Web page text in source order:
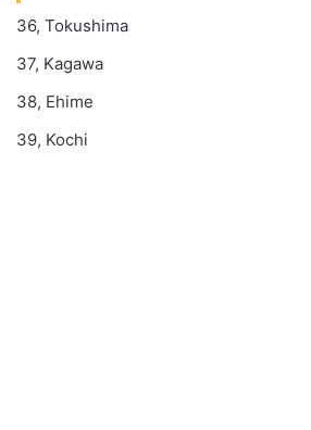
36, Tokushima
37, Kagawa
38, Ehime
39, Kochi